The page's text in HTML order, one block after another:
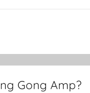
Gong Amp?